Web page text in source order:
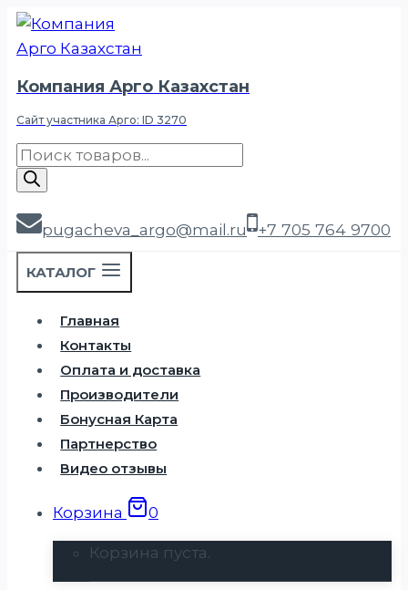
Перейти
Компания Арго Казахстан
Сайт участника Арго: ID 3270
Поиск
товаров
pugacheva_argo@mail.ru +7 705 764 9700
КАТАЛОГ
Главная
Контакты
Оплата и доставка
Производители
Бонусная Карта
Партнерство
Видео отзывы
Корзина 0
Корзина пуста.